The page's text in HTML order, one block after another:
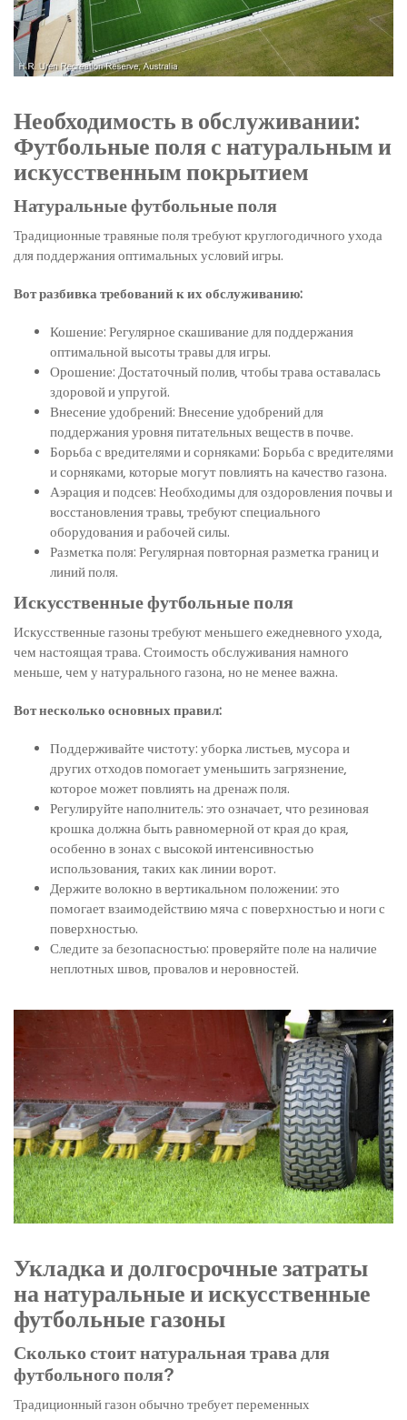
Необходимость в обслуживании:
Футбольные поля с натуральным и
искусственным покрытием
Натуральные футбольные поля
Традиционные травяные поля требуют круглогодичного ухода
для поддержания оптимальных условий игры.
Вот разбивка требований к их обслуживанию:
Кошение: Регулярное скашивание для поддержания
оптимальной высоты травы для игры.
Орошение: Достаточный полив, чтобы трава оставалась
здоровой и упругой.
Внесение удобрений: Внесение удобрений для
поддержания уровня питательных веществ в почве.
Борьба с вредителями и сорняками: Борьба с вредителями
и сорняками, которые могут повлиять на качество газона.
Аэрация и подсев: Необходимы для оздоровления почвы и
восстановления травы, требуют специального
оборудования и рабочей силы.
Разметка поля: Регулярная повторная разметка границ и
линий поля.
Искусственные футбольные поля
Искусственные газоны требуют меньшего ежедневного ухода,
чем настоящая трава. Стоимость обслуживания намного
меньше, чем у натурального газона, но не менее важна.
Вот несколько основных правил:
Поддерживайте чистоту: уборка листьев, мусора и
других отходов помогает уменьшить загрязнение,
которое может повлиять на дренаж поля.
Регулируйте наполнитель: это означает, что резиновая
крошка должна быть равномерной от края до края,
особенно в зонах с высокой интенсивностью
использования, таких как линии ворот.
Держите волокно в вертикальном положении: это
помогает взаимодействию мяча с поверхностью и ноги с
поверхностью.
Следите за безопасностью: проверяйте поле на наличие
неплотных швов, провалов и неровностей.
Укладка и долгосрочные затраты
на натуральные и искусственные
футбольные газоны
Сколько стоит натуральная трава для
футбольного поля?
Традиционный газон обычно требует переменных